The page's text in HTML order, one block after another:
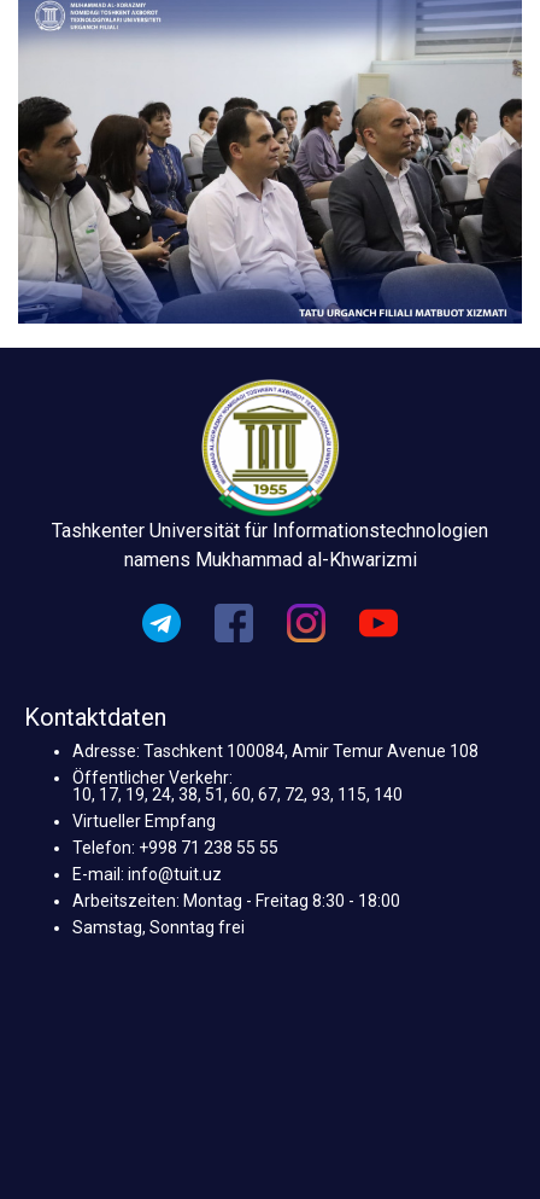
Tashkenter Universität für Informationstechnologien
namens Mukhammad al-Khwarizmi
Kontaktdaten
Adresse: Taschkent 100084, Amir Temur Avenue 108
Öffentlicher Verkehr:
10, 17, 19, 24, 38, 51, 60, 67, 72, 93, 115, 140
Virtueller Empfang
Telefon: +998 71 238 55 55
E-mail: info@tuit.uz
Arbeitszeiten: Montag - Freitag 8:30 - 18:00
Samstag, Sonntag frei